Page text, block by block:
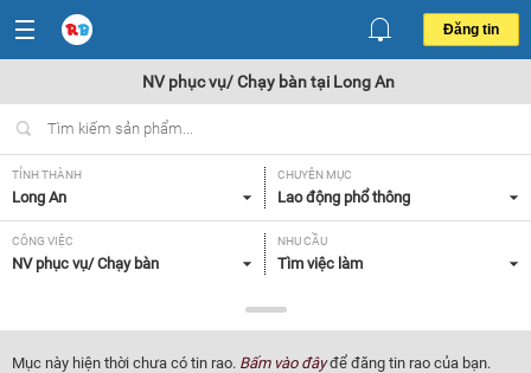
Đăng tin
NV phục vụ/ Chạy bàn tại Long An
TỈNH THÀNH
Long An
CHUYÊN MỤC
Lao động phổ thông
CÔNG VIỆC
NV phục vụ/ Chạy bàn
NHU CẦU
Tìm việc làm
Tất cả
Mục này hiện thời chưa có tin rao. Bấm vào đâyđể đăng tin rao của bạn.